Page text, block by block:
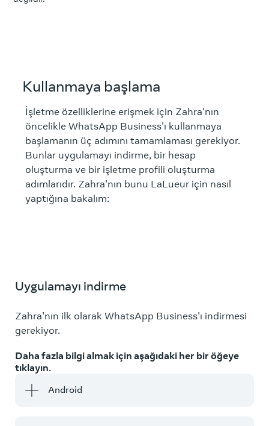
Kullanmaya başlama
İşletme özelliklerine erişmek için Zahra'nın
öncelikle WhatsApp Business'ı kullanmaya
başlamanın üç adımını tamamlaması gerekiyor.
Bunlar uygulamayı indirme, bir hesap
oluşturma ve bir işletme profili oluşturma
adımlarıdır. Zahra'nın bunu LaLueur için nasıl
yaptığına bakalım:
Uygulamayı indirme
Zahra'nın ilk olarak WhatsApp Business'ı indirmesi
gerekiyor.
Daha fazla bilgi almak için aşağıdaki her bir öğeye
tıklayın.
Android